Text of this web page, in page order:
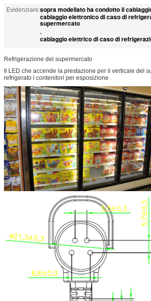
Evidenziare:sopra modellato ha condotto il
cablaggio elettronico di caso di
supermercato
,
cablaggio elettrico di caso di
Refrigerazione del supermercato
Il LED che accende la prestazione per il verticale del
refrigerato i contenitori per esposizione